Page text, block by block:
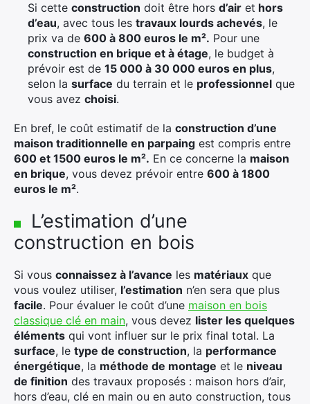
Si cette construction doit être hors d’air et hors
d’eau, avec tous les travaux lourds achevés, le
prix va de 600 à 800 euros le m². Pour une
construction en brique et à étage, le budget à
prévoir est de 15 000 à 30 000 euros en plus,
selon la surface du terrain et le professionnel que
vous avez choisi.
En bref, le coût estimatif de la construction d’une
maison traditionnelle en parpaing est compris entre
600 et 1500 euros le m². En ce concerne la maison
en brique, vous devez prévoir entre 600 à 1800
euros le m².
L’estimation d’une
construction en bois
Si vous connaissez à l’avance les matériaux que
vous voulez utiliser, l’estimation n’en sera que plus
facile. Pour évaluer le coût d’une maison en bois
classique clé en main, vous devez lister les quelques
éléments qui vont influer sur le prix final total. La
surface, le type de construction, la performance
énergétique, la méthode de montage et le niveau
de finition des travaux proposés : maison hors d’air,
hors d’eau, clé en main ou en auto construction, tous